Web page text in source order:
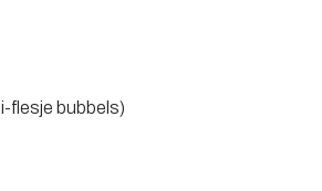
flesje bubbels)